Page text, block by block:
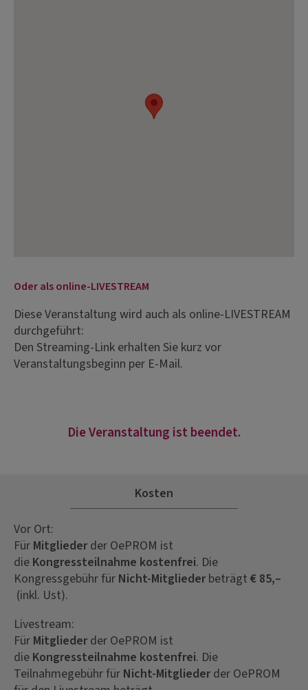
Oder als online-LIVESTREAM
Diese Veranstaltung wird auch als online-LIVESTREAM
durchgeführt:
Den Streaming-Link erhalten Sie kurz vor
Veranstaltungsbeginn per E-Mail.
Die Veranstaltung ist beendet.
Kosten
Vor Ort:
Für Mitgliederder OePROM ist
die Kongressteilnahme kostenfrei. Die
Kongressgebühr für Nicht-Mitgliederbeträgt € 85,–
(inkl. Ust).
Livestream:
Für Mitgliederder OePROM ist
die Kongressteilnahme kostenfrei. Die
Teilnahmegebühr für Nicht-Mitgliederder OePROM